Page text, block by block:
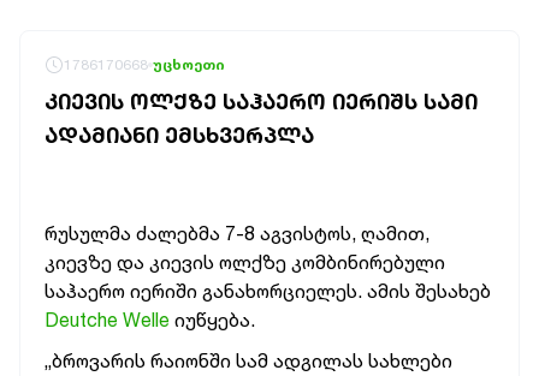
1786170668 უცხოეთი
ᲙᲘᲔᲕᲘᲡ ᲝᲚᲥᲖᲔ ᲡᲐᲰᲐᲔᲠᲝ ᲘᲔᲠᲘᲨᲡ ᲡᲐᲛᲘ
ᲐᲓᲐᲛᲘᲐᲜᲘ ᲔᲛᲡᲮᲕᲔᲠᲞᲚᲐ
რუსულმა ძალებმა 7-8 აგვისტოს, ღამით,
კიევზე და კიევის ოლქზე კომბინირებული
საჰაერო იერიში განახორციელეს. ამის შესახებ
Deutche Welle იუწყება.
„ბროვარის რაიონში სამ ადგილას სახლები